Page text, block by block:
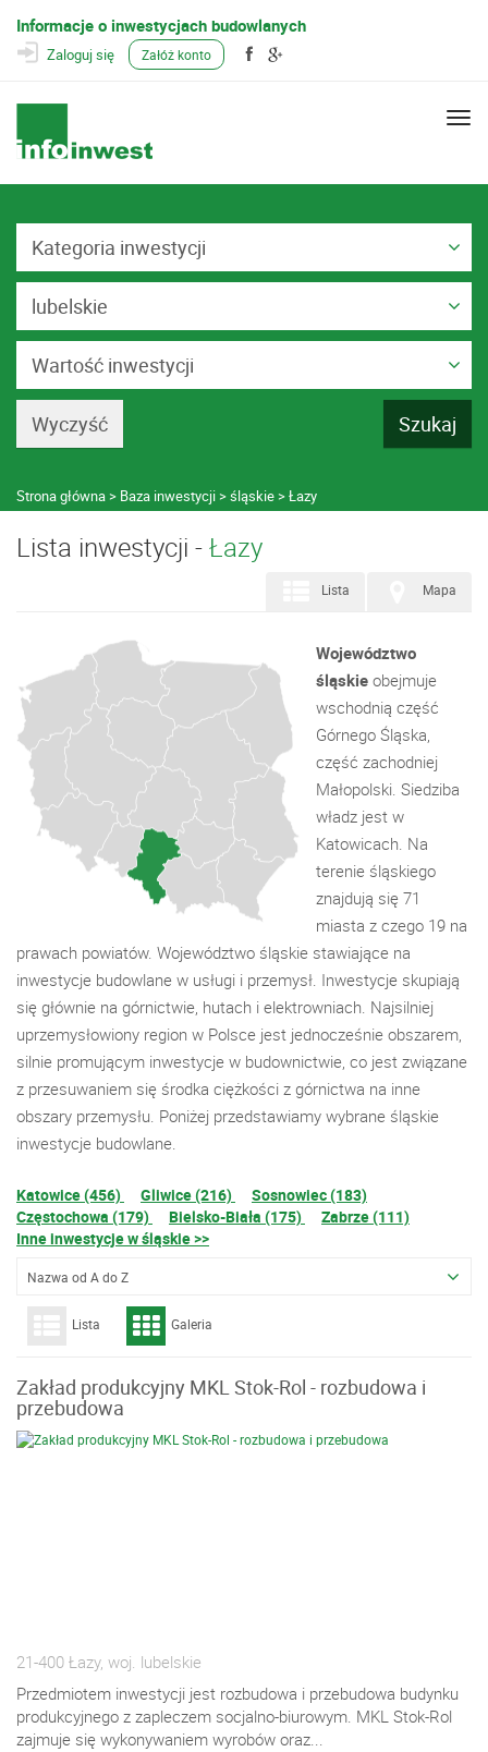
Informacje o inwestycjach budowlanych
Zaloguj się Załóż konto
Kategoria inwestycji
lubelskie
Wartość inwestycji
Strona główna Baza inwestycji śląskie Łazy
Lista inwestycji - Łazy
Mapa
Lista
Województwo
śląskie obejmuje
wschodnią część
Górnego Śląska,
część zachodniej
Małopolski. Siedziba
władz jest w
Katowicach. Na
terenie śląskiego
znajdują się 71
miasta z czego 19 na
prawach powiatów. Województwo śląskie stawiające na
inwestycje budowlane w usługi i przemysł. Inwestycje skupiają
się głównie na górnictwie, hutach i elektrowniach. Najsilniej
uprzemysłowiony region w Polsce jest jednocześnie obszarem,
silnie promującym inwestycje w budownictwie, co jest związane
z przesuwaniem się środka ciężkości z górnictwa na inne
obszary przemysłu. Poniżej przedstawiamy wybrane śląskie
inwestycje budowlane.
Katowice (456) Gliwice (216)
Sosnowiec (183)
Częstochowa (179)
Bielsko-Biała (175)
Zabrze (111)
Inne inwestycje w śląskie >>
Nazwa od A do Z
Lista Galeria
Zakład produkcyjny MKL Stok-Rol - rozbudowa i
przebudowa
21-400 Łazy, woj. lubelskie
Przedmiotem inwestycji jest rozbudowa i przebudowa budynku
produkcyjnego z zapleczem socjalno-biurowym. MKL Stok-Rol
zajmuje się wykonywaniem wyrobów oraz...